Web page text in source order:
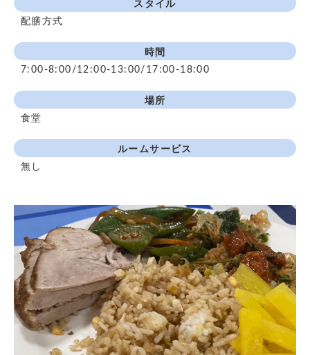
スタイル
配膳方式
時間
7:00-8:00/12:00-13:00/17:00-18:00
場所
食堂
ルームサービス
無し